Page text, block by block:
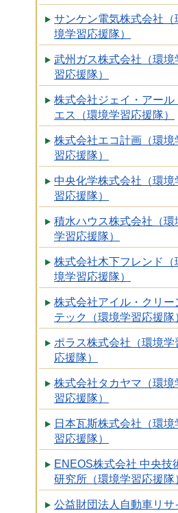
サンケン電気株式会社（
境学習応援隊）
武州ガス株式会社（環境
習応援隊）
株式会社ジェイ・アール
エス（環境学習応援隊）
株式会社エコ計画（環境
習応援隊）
中央化学株式会社（環境
習応援隊）
積水ハウス株式会社（環
学習応援隊）
株式会社木下フレンド（
境学習応援隊）
株式会社アイル・クリー
テック（環境学習応援隊
ポラス株式会社（環境学
応援隊）
株式会社タカヤマ（環境
習応援隊）
日本瓦斯株式会社（環境
習応援隊）
ENEOS株式会社 中央技
研究所（環境学習応援隊
公益財団法人自動車リサ